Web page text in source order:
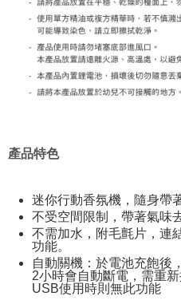
產品特色
迷你行動香氛機，隨身帶
不受空間限制，帶著氣味
不需加水，附毛氈片，連
功能。
自動關機：於電池充飽後
2小時會自動斷電，需重
USB使用時則無此功能